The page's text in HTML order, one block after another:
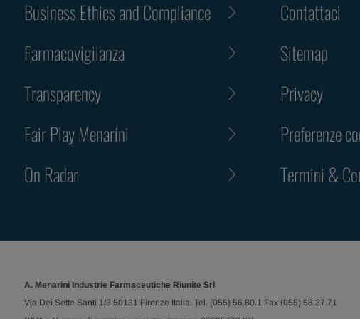
Business Ethics and Compliance
Farmacovigilanza
Transparency
Fair Play Menarini
On Radar
Contattaci
Sitemap
Privacy
Preferenze
Termini &
A. Menarini Industrie Farmaceutiche Riunite Srl
Via Dei Sette Santi 1/3 50131 Firenze Italia, Tel. (055) 56.80.1 Fax (055) 58.27.71